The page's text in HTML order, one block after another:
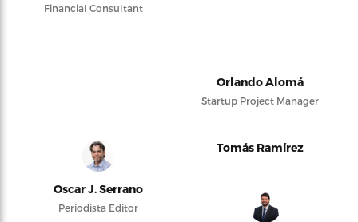
Financial Consultant
Orlando Alomá
Startup Project Manager
Oscar J. Serrano
Periodista Editor
Tomás Ramírez